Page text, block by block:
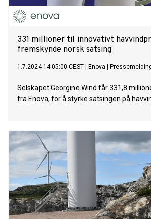
331 millioner til innovativt
fremskynde norsk satsing
1.7.2024 14:05:00 CEST Enova
Selskapet Georgine Wind får 331,8
fra Enova, for å styrke satsingen på